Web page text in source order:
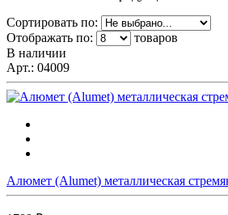
Сортировать по:
Отображать по:
товаров
В наличии
Арт.: 04009
Алюмет (Alumet) металлическая